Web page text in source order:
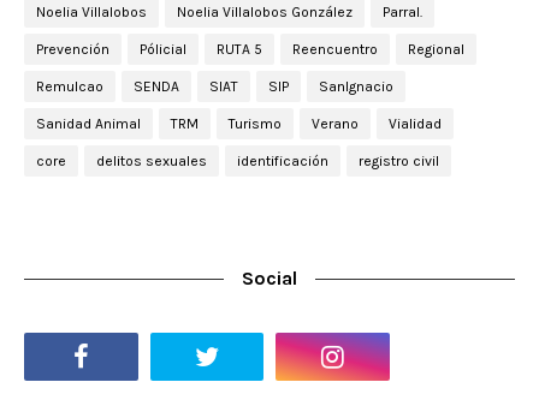
Noelia Villalobos Noelia Villalobos González Parral.
Prevención Pólicial RUTA 5 Reencuentro Regional
Remulcao SENDA SIAT SIP SanIgnacio
Sanidad Animal TRM Turismo Verano Vialidad
core delitos sexuales identificación registro civil
Social